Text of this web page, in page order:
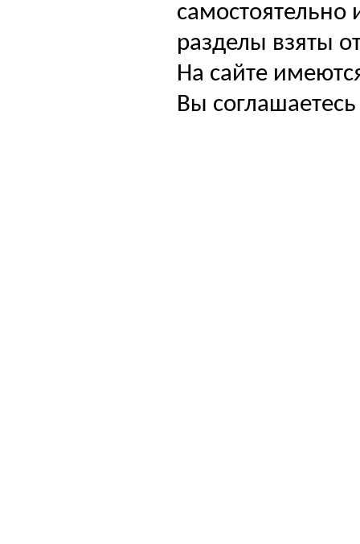
самостоятельно
разделы взяты
На сайте
Вы